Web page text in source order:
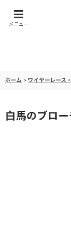
メニュー
ホーム > ワイヤーレース
白馬のブロ